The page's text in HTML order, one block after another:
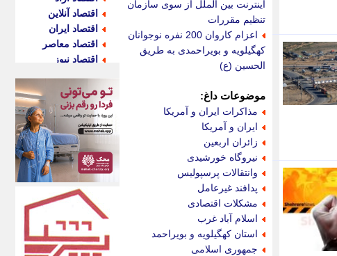
اینترنت بین الملل از سوی سازمان
تنظیم مقررات
اعزام کاروان 200 نفره نوجوانان
کهگیلویه و بویراحمدی به طریق
الحسین (ع)
موضوعات داغ:
مذاکرات ایران و آمریکا
ایران و آمریکا
زائران اربعین
نیروگاه خورشیدی
وانتقالات پرسپولیس
پدافند غیرعامل
مشکلات اقتصادی
اسلام آباد غرب
استان کهگیلویه و بویراحمد
جمهوری اسلامی
اقتصاد آنلاین
اقتصاد ایران
اقتصاد معاصر
اقتصاد نیوز
اکوفارس
اکونگار
اکونیوز
الف
انتشار آنلاین
اندیشه قرن
اندیشه معاصر
اندیشه ها
انرژی پرس
ای استخدام
ایتنا